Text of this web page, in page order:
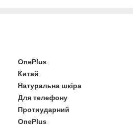
OnePlus
Китай
Натуральна шкіра
Для телефону
Протиударний
OnePlus